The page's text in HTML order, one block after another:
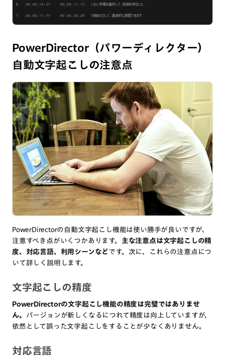
PowerDirector（パワーディレクター）
自動文字起こしの注意点
PowerDirectorの自動文字起こし機能は使い勝手が良いですが、
注意すべき点がいくつかあります。 主な注意点は文字起こしの精
度、対応言語、利用シーンなどです。次に、これらの注意点につ
いて詳しく説明します。
文字起こしの精度
PowerDirectorの文字起こし機能の精度は完璧ではありませ
ん。 バージョンが新しくなるにつれて精度は向上していますが、
依然として誤った文字起こしをすることが少なくありません。
対応言語